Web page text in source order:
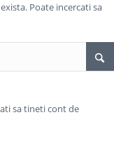
Poate incercati sa
sa tineti cont de